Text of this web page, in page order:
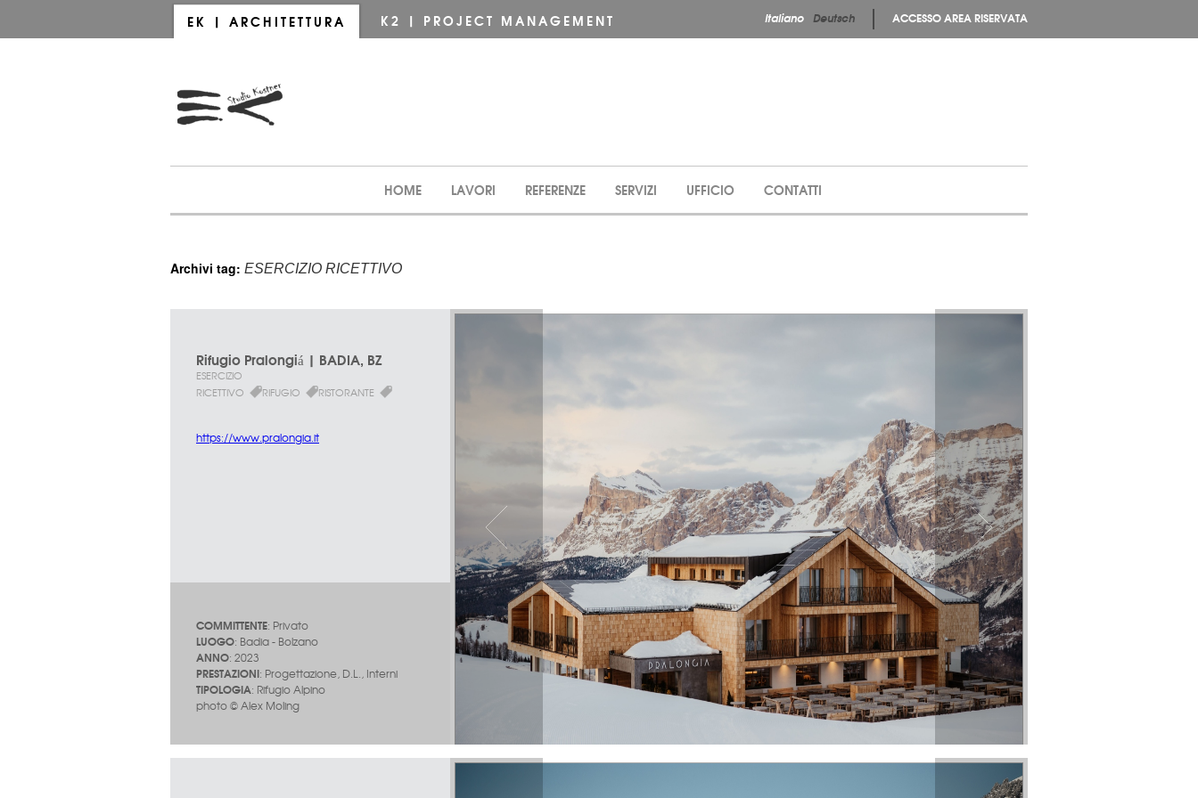
EK | ARCHITETTURA K2 | PROJECT MANAGEMENT ACCESSO AREA RISERVATA
Italiano Deutsch
HOME LAVORI REFERENZE SERVIZI UFFICIO CONTATTI
Archivi tag: ESERCIZIO RICETTIVO
Rifugio Pralongiá | BADIA, BZ
ESERCIZIO
RICETTIVO
RIFUGIO RISTORANTE
https://www.pralongia.it
COMMITTENTE: Privato
LUOGO: Badia - Bolzano
ANNO: 2023
PRESTAZIONI: Progettazione, D.L., Interni
TIPOLOGIA: Rifugio Alpino
photo © Alex Moling